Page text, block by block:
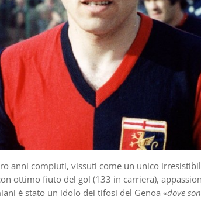
anni compiuti, vissuti come un unico
ottimo fiuto del gol (133 in carriera),
è stato un idolo dei tifosi del Genoa «dove